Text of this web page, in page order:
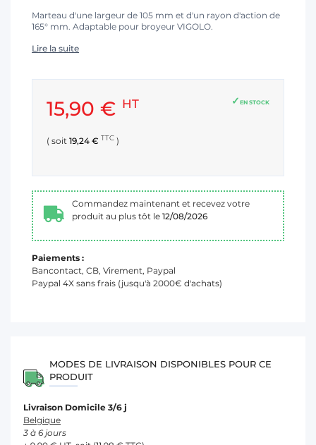
Marteau d'une largeur de 105 mm et d'un rayon d'action de
165° mm. Adaptable pour broyeur VIGOLO.
Lire la suite
EN STOCK
15,90 € HT
( soit 19,24 € TTC )
Commandez maintenant et recevez votre
produit au plus tôt le 12/08/2026
Paiements :
Bancontact, CB, Virement, Paypal
Paypal 4X sans frais (jusqu'à 2000€ d'achats)
MODES DE LIVRAISON DISPONIBLES POUR CE
PRODUIT
Livraison Domicile 3/6 j
Belgique
3 à 6 jours